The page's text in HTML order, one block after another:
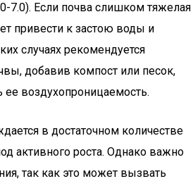
7.0). Если почва слишком тяжелая
привести к застою воды и
случаях рекомендуется
добавив компост или песок,
ее воздухопроницаемость.
в достаточном количестве
активного роста. Однако важно
так как это может вызвать